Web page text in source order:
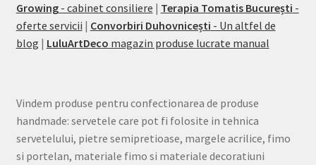
Growing- cabinet consiliere | Terapia Tomatis București -
oferte servicii | Convorbiri Duhovnicești - Un altfel de
blog | LuluArtDeco magazin produse lucrate manual
Vindem produse pentru confectionarea de produse
handmade: servetele care pot fi folosite in tehnica
servetelului, pietre semipretioase, margele acrilice, fimo
si portelan, materiale fimo si materiale decoratiuni